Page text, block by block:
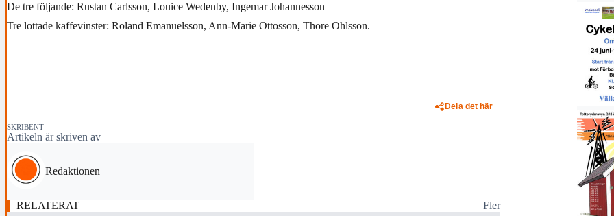
De tre följande: Rustan Carlsson, Louice Wedenby, Ingemar Johannesson
Tre lottade kaffevinster: Roland Emanuelsson, Ann-Marie Ottosson, Thore Ohlsson.
Dela det här
SKRIBENT
Artikeln är skriven av
Redaktionen
RELATERAT Fler